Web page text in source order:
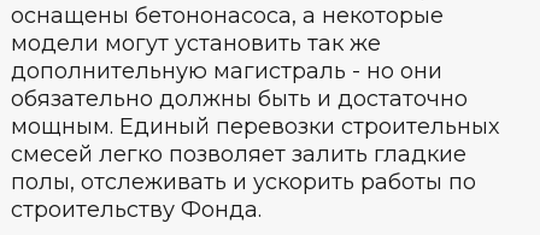
оснащены бетононасоса, а некоторые
модели могут установить так же
дополнительную магистраль - но они
обязательно должны быть и достаточно
мощным. Единый перевозки строительных
смесей легко позволяет залить гладкие
полы, отслеживать и ускорить работы по
строительству Фонда.